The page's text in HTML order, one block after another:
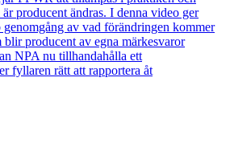
producent ändras. I denna video ger
av vad förändringen kommer
producent av egna märkesvaror
NPA nu tillhandahålla ett
fyllaren rätt att rapportera åt